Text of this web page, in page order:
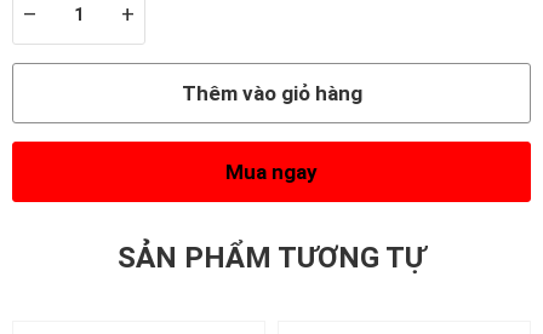
– +
Thêm vào giỏ hàng
Mua ngay
SẢN PHẨM TƯƠNG TỰ